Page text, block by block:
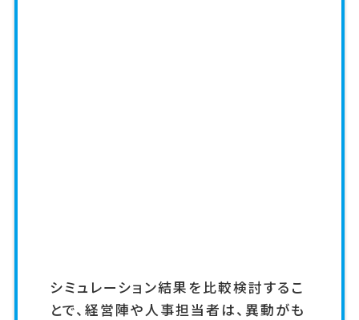
シミュレーション結果を比較検討するこ
とで、経営陣や人事担当者は、異動がも